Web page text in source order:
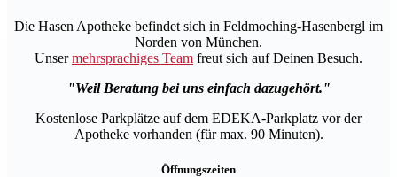
Die Hasen Apotheke befindet sich in Feldmoching-Hasenbergl im
Norden von München.
Unsermehrsprachiges Team freut sich auf Deinen Besuch.
Weil Beratung bei uns einfach dazugehört.
Kostenlose Parkplätze auf dem EDEKA-Parkplatz vor der
Apotheke vorhanden (für max. 90 Minuten).
Öffnungszeiten